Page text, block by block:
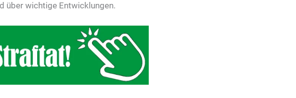
über wichtige Entwicklungen.